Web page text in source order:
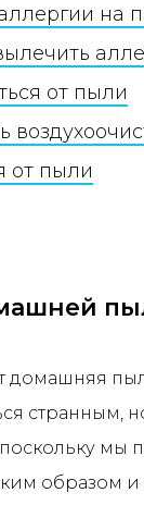
на
от пыли
от пыли
домашняя
странным,
мы
образом